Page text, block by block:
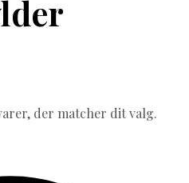
der matcher dit valg.